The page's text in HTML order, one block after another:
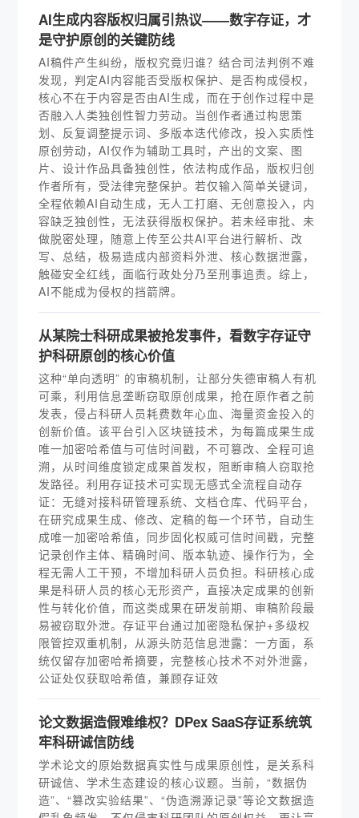
AI生成内容版权归属引热议——数字存证，才
是守护原创的关键防线
AI稿件产生纠纷，版权究竟归谁？结合司法判例不难
发现，判定AI内容能否受版权保护、是否构成侵权，
核心不在于内容是否由AI生成，而在于创作过程中是
否融入人类独创性智力劳动。当创作者通过构思策
划、反复调整提示词、多版本迭代修改，投入实质性
原创劳动，AI仅作为辅助工具时，产出的文案、图
片、设计作品具备独创性，依法构成作品，版权归创
作者所有，受法律完整保护。若仅输入简单关键词，
全程依赖AI自动生成，无人工打磨、无创意投入，内
容缺乏独创性，无法获得版权保护。若未经审批、未
做脱密处理，随意上传至公共AI平台进行解析、改
写、总结，极易造成内部资料外泄、核心数据泄露，
触碰安全红线，面临行政处分乃至刑事追责。综上，
AI不能成为侵权的挡箭牌。
从某院士科研成果被抢发事件，看数字存证守
护科研原创的核心价值
这种“单向透明” 的审稿机制，让部分失德审稿人有机
可乘，利用信息垄断窃取原创成果，抢在原作者之前
发表，侵占科研人员耗费数年心血、海量资金投入的
创新价值。该平台引入区块链技术，为每篇成果生成
唯一加密哈希值与可信时间戳，不可篡改、全程可追
溯，从时间维度锁定成果首发权，阻断审稿人窃取抢
发路径。利用存证技术可实现无感式全流程自动存
证：无缝对接科研管理系统、文档仓库、代码平台，
在研究成果生成、修改、定稿的每一个环节，自动生
成唯一加密哈希值，同步固化权威可信时间戳，完整
记录创作主体、精确时间、版本轨迹、操作行为，全
程无需人工干预，不增加科研人员负担。科研核心成
果是科研人员的核心无形资产，直接决定成果的创新
性与转化价值，而这类成果在研发前期、审稿阶段最
易被窃取外泄。存证平台通过加密隐私保护+多级权
限管控双重机制，从源头防范信息泄露：一方面，系
统仅留存加密哈希摘要，完整核心技术不对外泄露，
公证处仅获取哈希值，兼顾存证效
论文数据造假难维权？DPex SaaS存证系统筑
牢科研诚信防线
学术论文的原始数据真实性与成果原创性，是关系科
研诚信、学术生态建设的核心议题。当前，“数据伪
造”、“篡改实验结果”、“伪造溯源记录”等论文数据造